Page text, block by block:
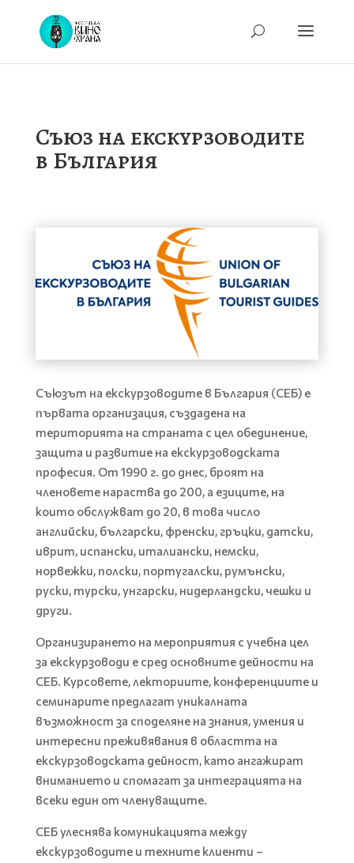
Съюз на екскурзоводите
в България
Съюзът на екскурзоводите в България (СЕБ) е
първата организация, създадена на
територията на страната с цел обединение,
защита и развитие на екскурзоводската
професия. От 1990 г. до днес, броят на
членовете нараства до 200, а езиците, на
които обслужват до 20, в това число
английски, български, френски, гръцки, датски,
иврит, испански, италиански, немски,
норвежки, полски, португалски, румънски,
руски, турски, унгарски, нидерландски, чешки и
други.
Организирането на мероприятия с учебна цел
за екскурзоводи е сред основните дейности на
СЕБ. Курсовете, лекториите, конференциите и
семинарите предлагат уникалната
възможност за споделяне на знания, умения и
интересни преживявания в областта на
екскурзоводската дейност, като ангажират
вниманието и спомагат за интеграцията на
всеки един от членуващите.
СЕБ улеснява комуникацията между
екскурзоводите и техните клиенти –